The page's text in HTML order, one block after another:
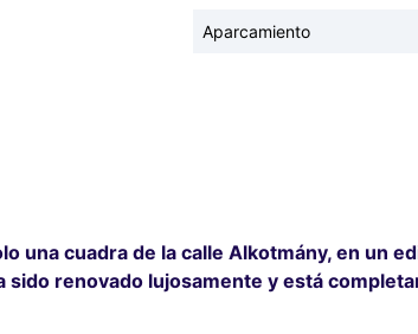
Aparcamiento
una cuadra de la calle Alkotmány, en un
renovado lujosamente y está